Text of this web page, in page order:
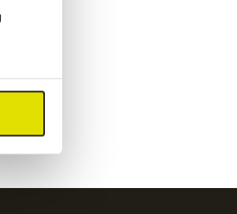
women pant